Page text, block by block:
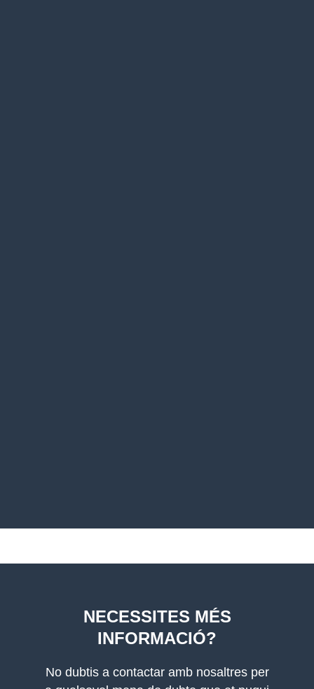
NECESSITES MÉS
INFORMACIÓ?
No dubtis a contactar amb nosaltres per